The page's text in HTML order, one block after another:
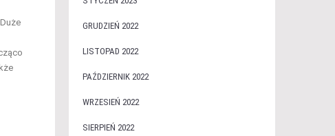
GRUDZIEŃ 2022
LISTOPAD 2022
PAŹDZIERNIK 2022
WRZESIEŃ 2022
SIERPIEŃ 2022